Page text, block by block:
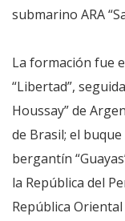
submarino ARA
La formación fue
“Libertad”,
Houssay” de
de Brasil; el buque
bergantín
la República del
República